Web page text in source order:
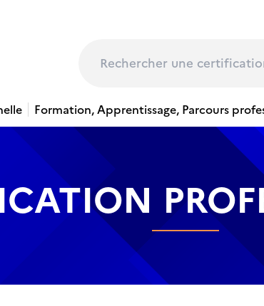
Formation, Apprentissage, Parcours